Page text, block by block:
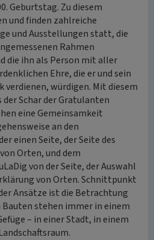
Geburtstag. Zu diesem
und finden zahlreiche
und Ausstellungen statt, die
Rahmen
die ihn als Person mit aller
Ehre, die er und sein
verdienen, würdigen. Mit diesem
Schar der Gratulanten
eine Gemeinsamkeit
an den
einen Seite, der Seite des
Orten, und dem
von der Seite, der Auswahl
von Orten. Schnittpunkt
Ansätze ist die Betrachtung
stehen immer in einem
– in einer Stadt, in einem